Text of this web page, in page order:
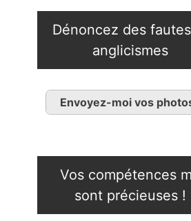
Dénoncez des
anglicismes
Envoyez-moi vos
Vos compétences
sont précieuses !